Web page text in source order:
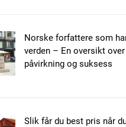
Norske forfattere som
verden – En oversikt
påvirkning og suksess
Slik får du best pris når